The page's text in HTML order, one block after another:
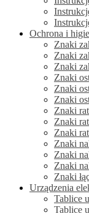
Ochrona i
Znaki
Znaki
Znaki
Znaki
Znaki
Znaki
Znaki
Znaki
Znaki
Znaki
Znaki
Znaki
Znaki
Urządzenia
Tablice
Tablice